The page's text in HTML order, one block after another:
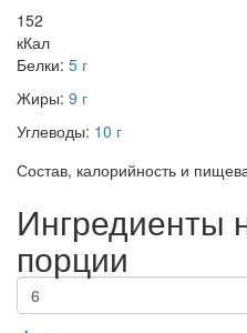
152
кКал
Белки: 5 г
Жиры: 9 г
Углеводы: 10 г
Состав, калорийность и
Ингредиенты
порции